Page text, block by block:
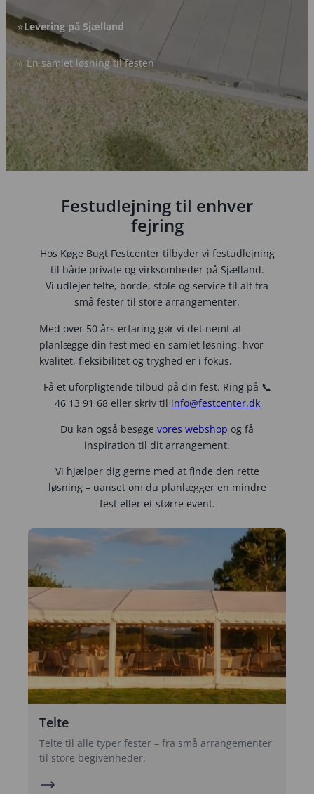
Lej alt til oktoberfesten
Udstyr til fest under åben himmel
Toiletvogne
Toiletløsninger til alle arrangementer
⭐Levering på Sjælland
⭐ Én samlet løsning til festen
Festudlejning til enhver
fejring
Hos Køge Bugt Festcenter tilbyder vi festudlejning
til både private og virksomheder på Sjælland.
Vi udlejer telte, borde, stole og service til alt fra
små fester til store arrangementer.
Med over 50 års erfaring gør vi det nemt at
planlægge din fest med en samlet løsning, hvor
kvalitet, fleksibilitet og tryghed er i fokus.
Få et uforpligtende tilbud på din fest. Ring på 📞
46 13 91 68 eller skriv til info@festcenter.dk
Du kan også besøge vores webshop og få
inspiration til dit arrangement.
Vi hjælper dig gerne med at finde den rette
løsning – uanset om du planlægger en mindre
fest eller et større event.
Telte
Telte til alle typer fester – fra små arrangementer
til store begivenheder.